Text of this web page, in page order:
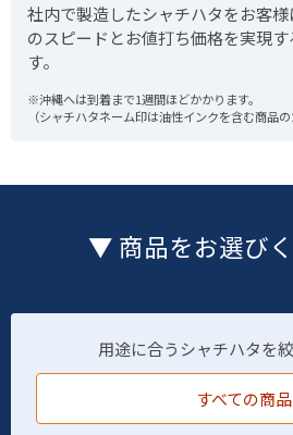
社内で製造したシャチハタをお客
のスピードとお値打ち価格を実現
す。
※沖縄へは到着まで1週間ほどかかります。
（シャチハタネーム印は油性インクを含む商品の
▼ 商品をお選び
用途に合うシャチハタを
すべての商品